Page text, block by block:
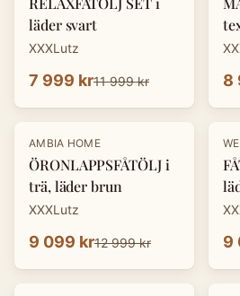
läder svart
XXXLutz
7 999 kr11 999 kr 8
-30%
AMBIA HOME
ÖRONLAPPSFÅTÖLJ i
trä, läder brun
XXXLutz
9 099 kr12 999 kr
-
9